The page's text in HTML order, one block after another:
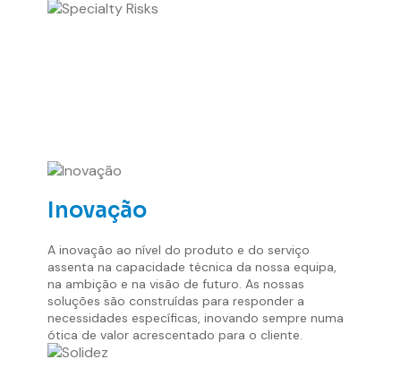
Inovação
A inovação ao nível do produto e do serviço
assenta na capacidade técnica da nossa equipa,
na ambição e na visão de futuro. As nossas
soluções são construídas para responder a
necessidades específicas, inovando sempre numa
ótica de valor acrescentado para o cliente.